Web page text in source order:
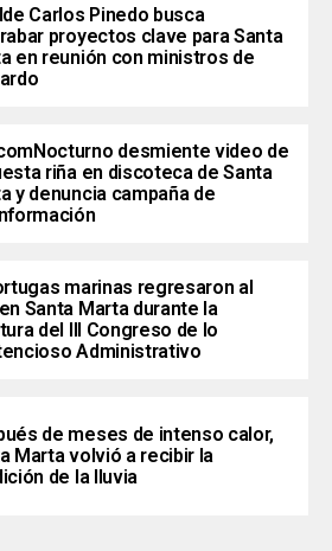
Carlos Pinedo busca
proyectos clave para Santa
en reunión con ministros de
desmiente video de
riña en discoteca de Santa
y denuncia campaña de
marinas regresaron al
Santa Marta durante la
del III Congreso de lo
Administrativo
de meses de intenso calor,
Marta volvió a recibir la
de la lluvia